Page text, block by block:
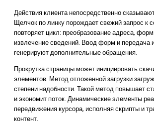
Действия клиента непосредственно
Щелчок по линку порождает свежий запрос к
повторяет цикл: преобразование адреса,
извлечение сведений. Ввод форм и передача
генерируют дополнительные обращения.
Прокрутка страницы может инициировать
элементов. Метод отложенной загрузки
степени надобности. Такой метод повышает
и экономит поток. Динамические элементы
передвижения курсора, исполняя скрипты и
контент.